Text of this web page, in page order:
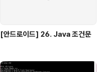
[안드로이드] 26. Java 조건문